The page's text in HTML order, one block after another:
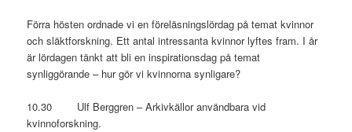
Förra hösten ordnade vi en föreläsningslördag på temat kvinnor
och släktforskning. Ett antal intressanta kvinnor lyftes fram. I år
är lördagen tänkt att bli en inspirationsdag på temat
synliggörande – hur gör vi kvinnorna synligare?
10.30 Ulf Berggren – Arkivkällor användbara vid
kvinnoforskning.